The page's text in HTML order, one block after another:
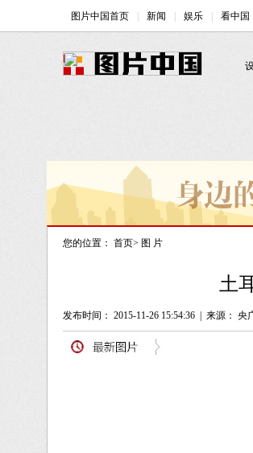
您的位置： 首页> 图 片
土
发布时间： 2015-11-26 15:54:36 来源： 央